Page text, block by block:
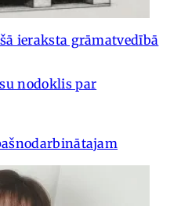
ieraksta grāmatvedībā
nodoklis par